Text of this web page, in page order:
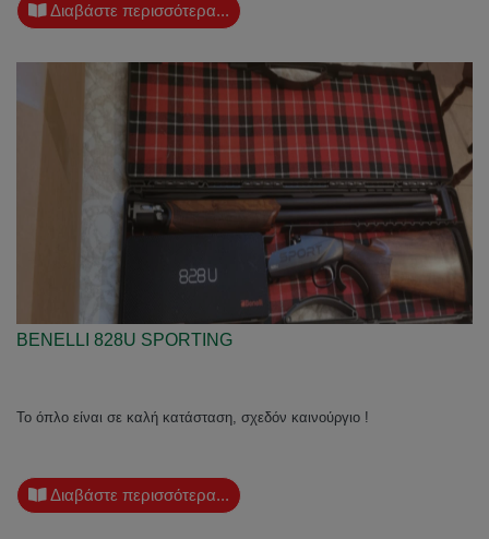
Διαβάστε περισσότερα...
BENELLI 828U SPORTING
Το όπλο είναι σε καλή κατάσταση, σχεδόν καινούργιο !
Διαβάστε περισσότερα...